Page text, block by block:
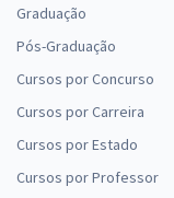
Graduação
Pós-Graduação
Cursos por Concurso
Cursos por Carreira
Cursos por Estado
Cursos por Professor